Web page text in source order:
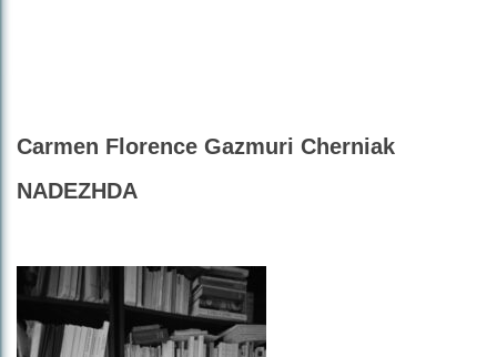
Carmen Florence Gazmuri Cherniak
NADEZHDA